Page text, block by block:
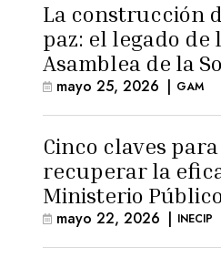
La construcción
paz: el legado de
Asamblea de la
Civil
mayo 25, 2026 | GAM
Cinco claves para
recuperar la
Ministerio
mayo 22, 2026 | INECIP